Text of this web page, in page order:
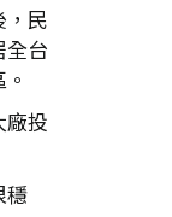
，民
全台
廠投
穩